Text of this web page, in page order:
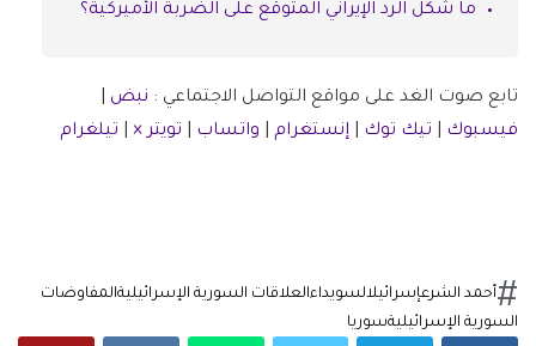
ما شكل الرد الإيراني المتوقع على الضربة الأميركية؟
تابع صوت الغد على مواقع التواصل الاجتماعي : نبض
فيسبوك
تيك توك إنستغرام واتساب تويتر × تيلغرام
أحمد الشرعإسرائيلالسويداءالعلاقات السورية الإسرائيليةالمفاوضات
السورية الإسرائيليةسوريا